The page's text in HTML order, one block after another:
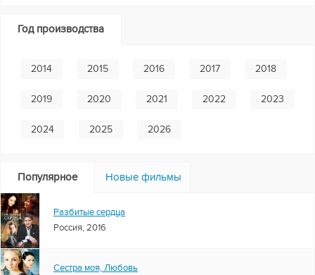
Год производства
2014 2015 2016 2017 2018
2019 2020 2021 2022 2023
2024 2025 2026
Популярное Новые фильмы
Разбитые сердца
Россия, 2016
Сестра моя, Любовь